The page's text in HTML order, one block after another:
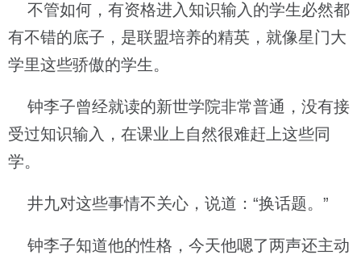
不管如何，有资格进入知识输入的学生必然都
有不错的底子，是联盟培养的精英，就像星门大
学里这些骄傲的学生。
钟李子曾经就读的新世学院非常普通，没有接
受过知识输入，在课业上自然很难赶上这些同
学。
井九对这些事情不关心，说道：“换话题。”
钟李子知道他的性格，今天他嗯了两声还主动